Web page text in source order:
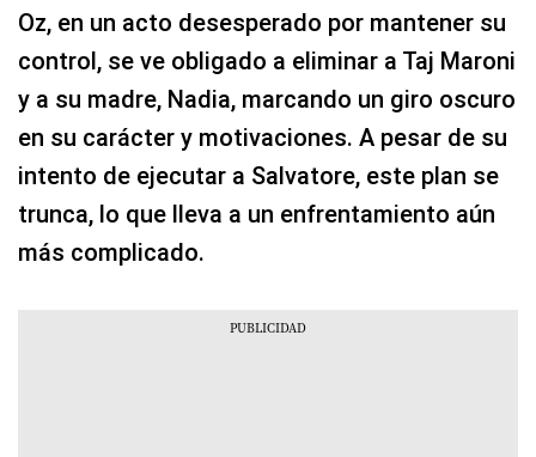
Oz, en un acto desesperado por mantener su
control, se ve obligado a eliminar a Taj Maroni
y a su madre, Nadia, marcando un giro oscuro
en su carácter y motivaciones. A pesar de su
intento de ejecutar a Salvatore, este plan se
trunca, lo que lleva a un enfrentamiento aún
más complicado.